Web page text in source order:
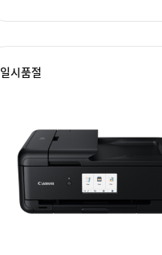
일시품절